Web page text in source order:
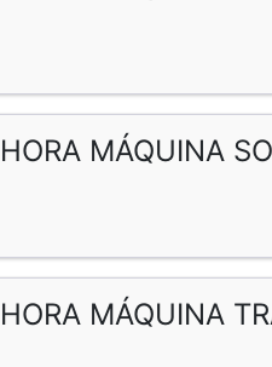
HORA MÁQUINA
HORA MÁQUINA